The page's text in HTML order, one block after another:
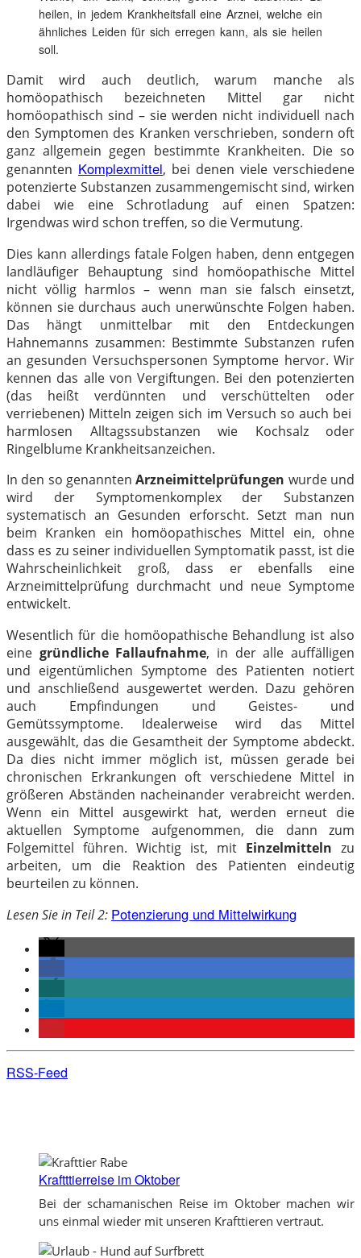
heilen, in jedem Krankheitsfall eine Arznei, welche ein
ähnliches Leiden für sich erregen kann, als sie heilen
soll.
Damit wird auch deutlich, warum manche als
homöopathisch bezeichneten Mittel gar nicht
homöopathisch sind – sie werden nicht individuell nach
den Symptomen des Kranken verschrieben, sondern oft
ganz allgemein gegen bestimmte Krankheiten. Die so
genannten Komplexmittel, bei denen viele verschiedene
potenzierte Substanzen zusammengemischt sind, wirken
dabei wie eine Schrotladung auf einen Spatzen:
Irgendwas wird schon treffen, so die Vermutung.
Dies kann allerdings fatale Folgen haben, denn entgegen
landläufiger Behauptung sind homöopathische Mittel
nicht völlig harmlos – wenn man sie falsch einsetzt,
können sie durchaus auch unerwünschte Folgen haben.
Das hängt unmittelbar mit den Entdeckungen
Hahnemanns zusammen: Bestimmte Substanzen rufen
an gesunden Versuchspersonen Symptome hervor. Wir
kennen das alle von Vergiftungen. Bei den potenzierten
(das heißt verdünnten und verschüttelten oder
verriebenen) Mitteln zeigen sich im Versuch so auch bei
harmlosen Alltagssubstanzen wie Kochsalz oder
Ringelblume Krankheitsanzeichen.
In den so genanntenArzneimittelprüfungen wurde und
wird der Symptomenkomplex der Substanzen
systematisch an Gesunden erforscht. Setzt man nun
beim Kranken ein homöopathisches Mittel ein, ohne
dass es zu seiner individuellen Symptomatik passt, ist die
Wahrscheinlichkeit groß, dass er ebenfalls eine
Arzneimittelprüfung durchmacht und neue Symptome
entwickelt.
Wesentlich für die homöopathische Behandlung ist also
eine gründliche Fallaufnahme, in der alle auffälligen
und eigentümlichen Symptome des Patienten notiert
und anschließend ausgewertet werden. Dazu gehören
auch Empfindungen und Geistes- und
Gemütssymptome. Idealerweise wird das Mittel
ausgewählt, das die Gesamtheit der Symptome abdeckt.
Da dies nicht immer möglich ist, müssen gerade bei
chronischen Erkrankungen oft verschiedene Mittel in
größeren Abständen nacheinander verabreicht werden.
Wenn ein Mittel ausgewirkt hat, werden erneut die
aktuellen Symptome aufgenommen, die dann zum
Folgemittel führen. Wichtig ist, mit Einzelmitteln zu
arbeiten, um die Reaktion des Patienten eindeutig
beurteilen zu können.
Lesen Sie in Teil 2: Potenzierung und Mittelwirkung
RSS-Feed
Kraftttierreise im Oktober
Bei der schamanischen Reise im Oktober machen wir
uns einmal wieder mit unseren Krafttieren vertraut.